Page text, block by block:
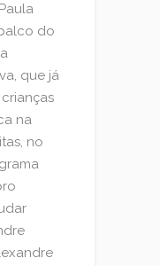
do
que já
na
no